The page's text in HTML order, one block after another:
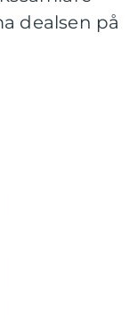
dealsen på